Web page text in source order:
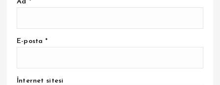
Ad *
E-posta*
İnternet sitesi